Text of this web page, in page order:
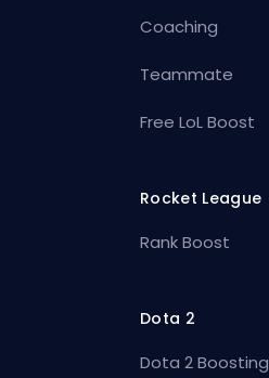
Coaching
Teammate
Free LoL Boost
Rocket League
Rank Boost
Dota 2
Dota 2 Boosting